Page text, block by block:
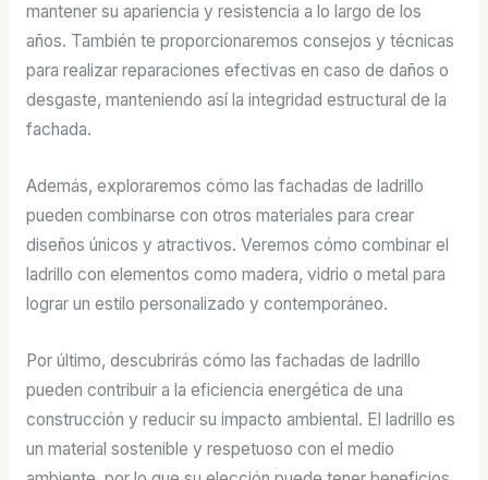
mantener su apariencia y resistencia a lo largo de los
años. También te proporcionaremos consejos y técnicas
para realizar reparaciones efectivas en caso de daños o
desgaste, manteniendo así la integridad estructural de la
fachada.
Además, exploraremos cómo las fachadas de ladrillo
pueden combinarse con otros materiales para crear
diseños únicos y atractivos. Veremos cómo combinar el
ladrillo con elementos como madera, vidrio o metal para
lograr un estilo personalizado y contemporáneo.
Por último, descubrirás cómo las fachadas de ladrillo
pueden contribuir a la eficiencia energética de una
construcción y reducir su impacto ambiental. El ladrillo es
un material sostenible y respetuoso con el medio